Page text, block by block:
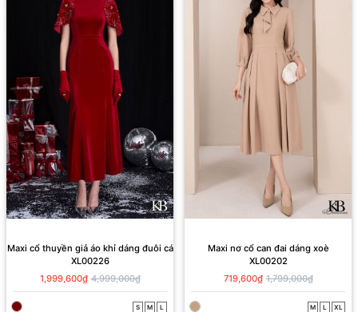
Maxi cổ thuyền giả áo khỉ dáng đuôi cá
XL00226
1,999,600₫ 4,999,000₫
S M L
Maxi nơ cổ can đai dáng xoè
XL00202
719,600₫ 1,799,000₫
M L XL